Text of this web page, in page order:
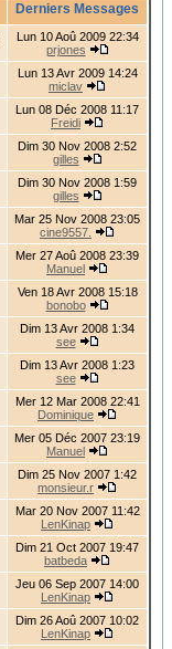
Derniers Messages
Lun 10 Aoû 2009 22:34
prjones
Lun 13 Avr 2009 14:24
miclav
Lun 08 Déc 2008 11:17
Freidi
Dim 30 Nov 2008 2:52
gilles
Dim 30 Nov 2008 1:59
gilles
Mar 25 Nov 2008 23:05
cine9557.
Mer 27 Aoû 2008 23:39
Manuel
Ven 18 Avr 2008 15:18
bonobo
Dim 13 Avr 2008 1:34
see
Dim 13 Avr 2008 1:23
see
Mer 12 Mar 2008 22:41
Dominique
Mer 05 Déc 2007 23:19
Manuel
Dim 25 Nov 2007 1:42
monsieur.r
Mar 20 Nov 2007 11:42
LenKinap
Dim 21 Oct 2007 19:47
batbeda
Jeu 06 Sep 2007 14:00
LenKinap
Dim 26 Aoû 2007 10:02
LenKinap